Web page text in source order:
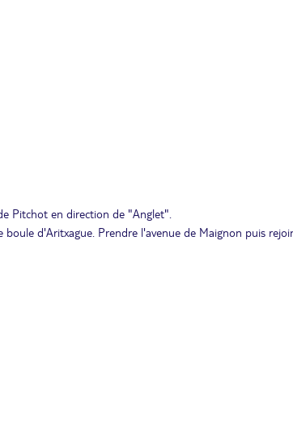
Pitchot en direction de "Anglet".
d'Aritxague. Prendre l'avenue de Maignon puis